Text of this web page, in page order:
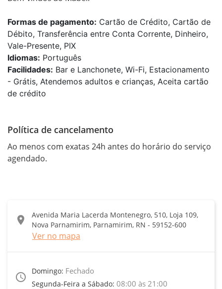
Formas de pagamento: Cartão de Crédito, Cartão de
Débito, Transferência entre Conta Corrente, Dinheiro,
Vale-Presente, PIX
Idiomas: Português
Facilidades: Bar e Lanchonete, Wi-Fi, Estacionamento
- Grátis, Atendemos adultos e crianças, Aceita cartão
de crédito
Política de cancelamento
Ao menos com exatas 24h antes do horário do serviço
agendado.
location_on
Avenida Maria Lacerda Montenegro, 510, Loja 109,
Nova Parnamirim, Parnamirim, RN - 59152-600
Ver no mapa
access_time
Domingo: Fechado
Segunda-Feira a Sábado: 08:00 às 21:00